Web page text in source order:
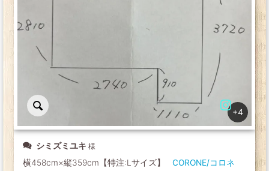
+4
シミズミユキ
横458cm×縦359cm【特注:Lサイズ】 CORONE/コロネ